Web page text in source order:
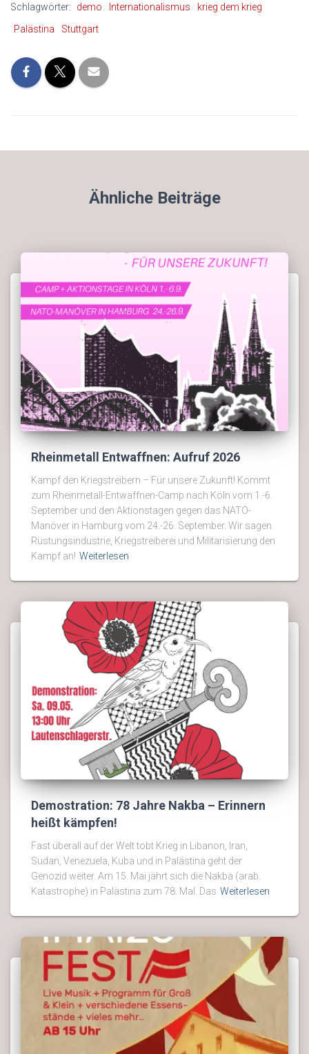
Schlagwörter: demo Internationalismus
krieg dem krieg
Palästina
Stuttgart
Ähnliche Beiträge
Rheinmetall Entwaffnen: Aufruf 2026
Kampf den Kriegstreibern – Für unsere Zukunft! Kommt
zum Rheinmetall-Entwaffnen-Camp nach Köln vom 1.-6.
September und den Aktionstagen gegen das NATO-
Manöver in Hamburg vom 24.-26. September. Wir sagen
Rüstungsindustrie, Kriegstreiberei und Militarisierung den
Kampf an! Weiterlesen
Demostration: 78 Jahre Nakba – Erinnern
heißt kämpfen!
Fast überall auf der Welt tobt Krieg in Libanon, Iran,
Sudan, Venezuela, Kuba und in Palästina geht der
Genozid weiter. Am 15. Mai jährt sich die Nakba (arab.
Katastrophe) in Palästina zum 78. Mal. Das Weiterlesen